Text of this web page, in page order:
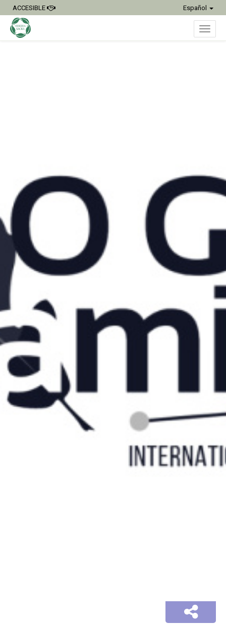
ACCESIBLE Español